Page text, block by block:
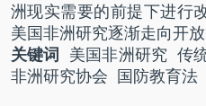
洲现实需要的前提下进行改
美国非洲研究逐渐走向开放
关键词
美国非洲研究 传
非洲研究协会 国防教育法